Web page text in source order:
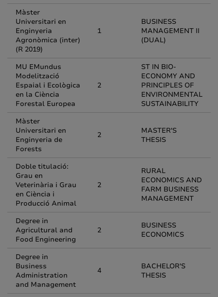
Màster
Universitari en
Enginyeria
Agronòmica (inter)
(R 2019)
1
BUSINESS
MANAGEMENT II
(DUAL)
MU EMundus
Modelització
Espaial i Ecològica
en la Ciència
Forestal Europea
2
ST IN BIO-
ECONOMY AND
PRINCIPLES OF
ENVIRONMENTAL
SUSTAINABILITY
Màster
Universitari en
Enginyeria de
Forests
2
MASTER'S
THESIS
Doble titulació:
Grau en
Veterinària i Grau
en Ciència i
Producció Animal
2
RURAL
ECONOMICS AND
FARM BUSINESS
MANAGEMENT
Degree in
Agricultural and
Food Engineering
2
BUSINESS
ECONOMICS
Degree in
Business
Administration
and Management
4
BACHELOR'S
THESIS